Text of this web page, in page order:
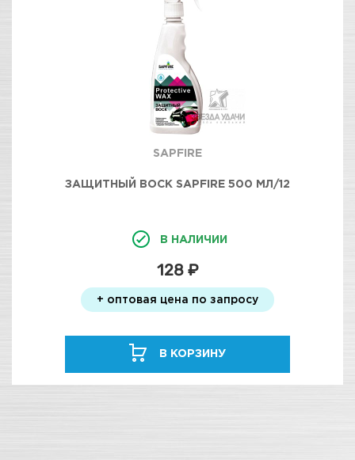
SAPFIRE
ЗАЩИТНЫЙ ВОСК SAPFIRE 500 МЛ/12
В НАЛИЧИИ
128 ₽
+ оптовая цена по запросу
В КОРЗИНУ